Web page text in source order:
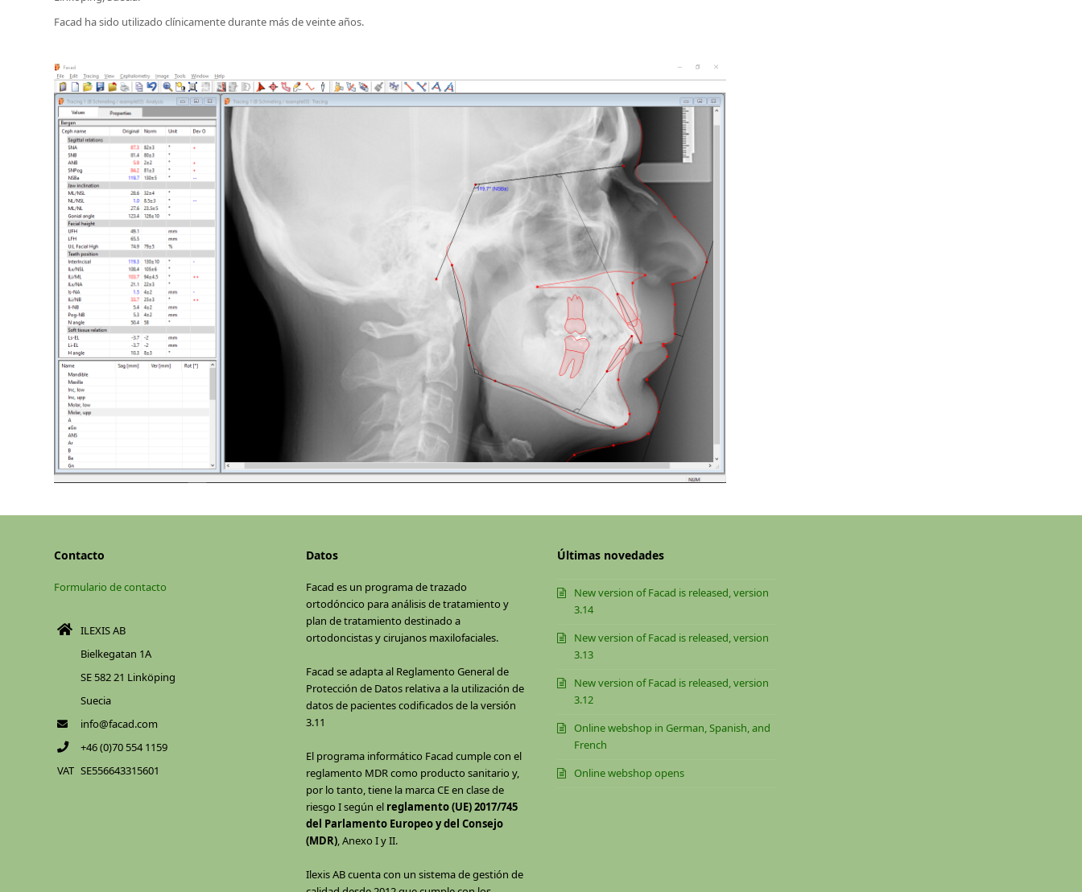
Facad ha sido utilizado clínicamente durante más de veinte años.
Contacto
Formulario de contacto
ILEXIS AB
Bielkegatan 1A
SE 582 21 Linköping
Suecia
info@facad.com
+46 (0)70 554 1159
VAT SE556643315601
Datos
Facad es un programa de trazado
ortodóncico para análisis de tratamiento y
plan de tratamiento destinado a
ortodoncistas y cirujanos maxilofaciales.
Facad se adapta al Reglamento General de
Protección de Datos relativa a la utilización de
datos de pacientes codificados de la versión
3.11
El programa informático Facad cumple con el
reglamento MDR como producto sanitario y,
por lo tanto, tiene la marca CE en clase de
riesgo I según el reglamento (UE) 2017/745
del Parlamento Europeo y del Consejo
(MDR), Anexo I y II.
Ilexis AB cuenta con un sistema de gestión de
Últimas novedades
New version of Facad is released, version
3.14
New version of Facad is released, version
3.13
New version of Facad is released, version
3.12
Online webshop in German, Spanish, and
French
Online webshop opens